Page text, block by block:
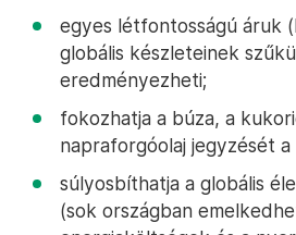
egyes létfontosságú áruk
globális készleteinek
eredményezheti;
fokozhatja a búza, a
napraforgóolaj jegyzését
súlyosbíthatja a globális
(sok országban